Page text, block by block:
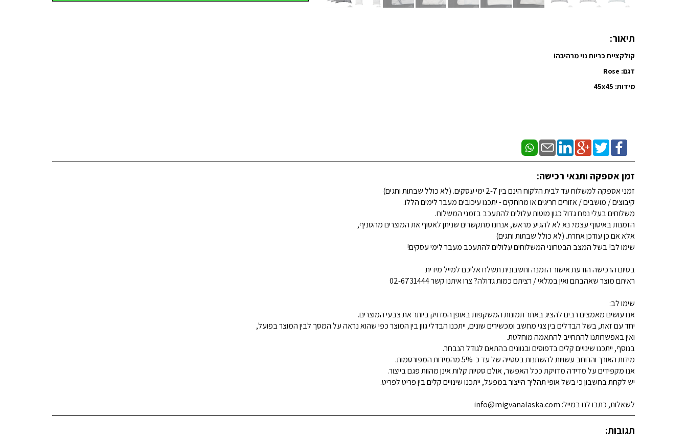
תיאור:
קולקציית כריות נוי מרהיבה!
דגם: Rose
מידות: 45x45
זמן אספקה ותנאי רכישה:
זמני אספקה למשלוח עד לבית הלקוח הינם בין 2-7 ימי עסקים. (לא כולל שבתות וחגים)
קיבוצים / מושבים / אזורים חריגים או מרוחקים - יתכנו עיכובים מעבר לימים הללו.
משלוחים בעלי נפח גדול כגון מוטות עלולים להתעכב בזמני המשלוח.
הזמנות באיסוף עצמי: נא לא להגיע מראש, אנחנו מתקשרים שניתן לאסוף את המוצרים מהסניף,
אלא אם כן עודכן אחרת. (לא כולל שבתות וחגים)
שימו לב! בשל המצב הבטחוני המשלוחים עלולים להתעכב מעבר לימי עסקים!
בסיום הרכישה הודעת אישור הזמנה וחשבונית תשלח אליכם למייל מידית
ראיתם מוצר שאהבתם ואין במלאי / רציתם כמות גדולה? צרו איתנו קשר 02-6731444
שימו לב:
אנו עושים מאמצים רבים להציג באתר תמונות המשקפות באופן המדויק ביותר את צבעי המוצרים.
יחד עם זאת, בשל הבדלים בין צגי מחשב ומכשירים שונים, ייתכנו הבדלי גוון בין המוצר כפי שהוא נראה על המסך לבין המוצר בפועל,
ואין באפשרותנו להתחייב להתאמה מוחלטת.
בנוסף, ייתכנו שינויים קלים בדפוסים ובגוונים בהתאם לגודל הנבחר.
מידות האורך והרוחב עשויות להשתנות בסטייה של עד כ-5% מהמידות המפורסמות.
אנו מקפידים על מדידה מדויקת ככל האפשר, אולם סטיות קלות אינן מהוות פגם בייצור.
יש לקחת בחשבון כי בשל אופי תהליך הייצור במפעל, ייתכנו שינויים קלים בין פריט לפריט.
לשאלות, כתבו לנו במייל: info@migvanalaska.com
תגובות: